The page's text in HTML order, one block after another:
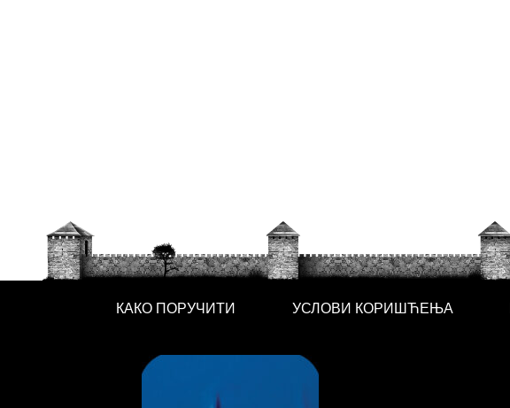
КАКО ПОРУЧИТИ УСЛОВИ КОРИШЋЕЊА